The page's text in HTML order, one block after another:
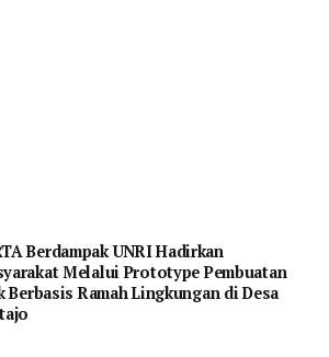
Berdampak UNRI Hadirkan
Melalui Prototype Pembuatan
Berbasis Ramah Lingkungan di Desa